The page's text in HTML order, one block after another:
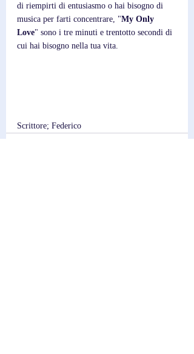
di riempirti di entusiasmo o hai bisogno di
musica per farti concentrare, "My Only
Love" sono i tre minuti e trentotto secondi di
cui hai bisogno nella tua vita.
Scrittore; Federico